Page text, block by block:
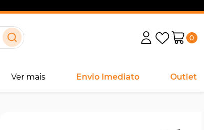
0
Ver mais Envio Imediato Outlet